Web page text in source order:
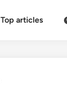
Top articles